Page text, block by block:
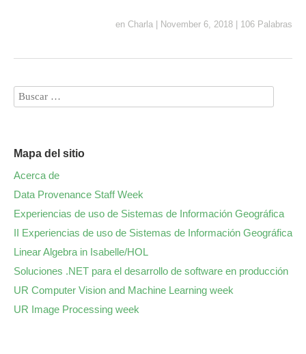
en Charla November 6, 2018 106 Palabras
Mapa del sitio
Acerca de
Data Provenance Staff Week
Experiencias de uso de Sistemas de Información Geográfica
II Experiencias de uso de Sistemas de Información Geográfica
Linear Algebra in Isabelle/HOL
Soluciones .NET para el desarrollo de software en producción
UR Computer Vision and Machine Learning week
UR Image Processing week